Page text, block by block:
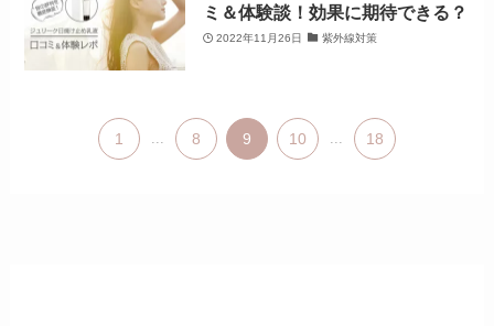
ミ＆体験談！効果に期待できる？
2022年11月26日 紫外線対策
1 ... 8 9 10 ... 18